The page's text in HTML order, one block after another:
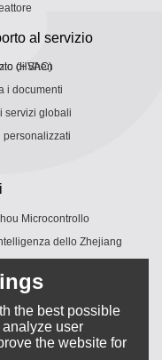
(HVAC)
al servizio
di Shen
i documenti
servizi globali
personalizzati
Microcontrollo
dello Zhejiang
the best possible
user
the website for